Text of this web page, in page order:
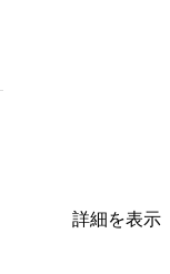
詳細を表示